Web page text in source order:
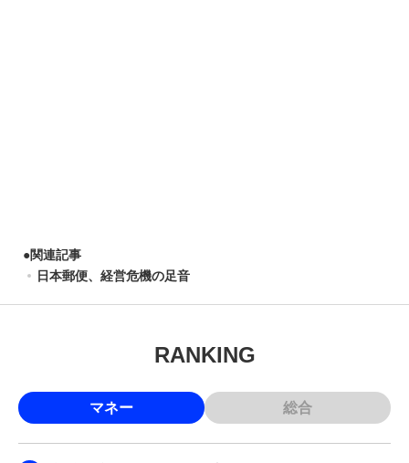
●関連記事
日本郵便、経営危機の足音
RANKING
マネー 総合